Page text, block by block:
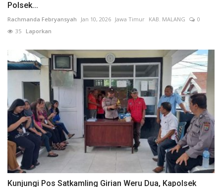
Polsek...
Rachmanda Febryansyah Jan 10, 2026 Jawa Timur KAB. MALANG
0
35 Laporkan
Kunjungi Pos Satkamling Girian Weru Dua, Kapolsek